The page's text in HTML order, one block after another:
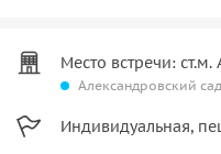
Место встречи:
Александровский сад
Индивидуальная,